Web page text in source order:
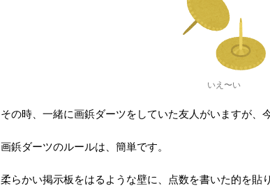
いえ〜い
その時、一緒に画鋲ダーツをしていた友人がいますが、
画鋲ダーツのルールは、簡単です。
柔らかい掲示板をはるような壁に、点数を書いた的を貼り